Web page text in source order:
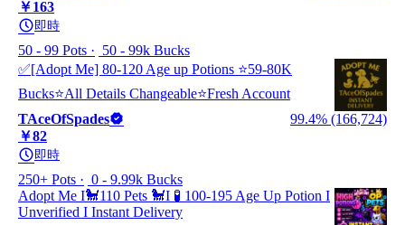
￥163
即時
50 - 99 Pots
50 - 99k Bucks
✅[Adopt Me] 80-120 Age up Potions ⭐59-80K
Bucks⭐All Details Changeable⭐Fresh Account
TAceOfSpades
99.4% (166,724)
￥82
即時
250+ Pots
0 - 9.99k Bucks
Adopt Me I🐩110 Pets 🐩I 🧪 100-195 Age Up Potion I
Unverified I Instant Delivery